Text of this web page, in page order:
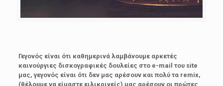
Γεγονός είναι ότι καθημερινά λαμβάνουμε αρκετές
καινούργιες δισκογραφικές δουλείες στο e-mail του site
μας, γεγονός είναι ότι δεν μας αρέσουν και πολύ τα remix,
(θέλουμε να είμαστε ειλικρινείς) μας αρέσουν οι πρώτες